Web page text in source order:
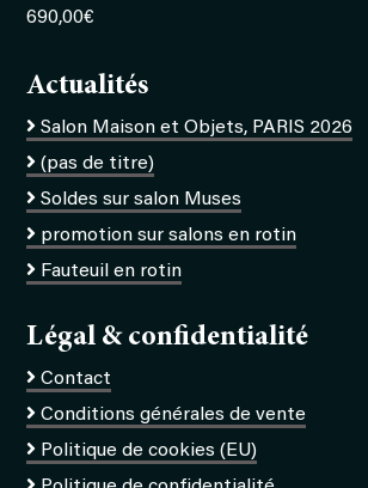
690,00€
Actualités
Salon Maison et Objets, PARIS 2026
(pas de titre)
Soldes sur salon Muses
promotion sur salons en rotin
Fauteuil en rotin
Légal & confidentialité
Contact
Conditions générales de vente
Politique de cookies (EU)